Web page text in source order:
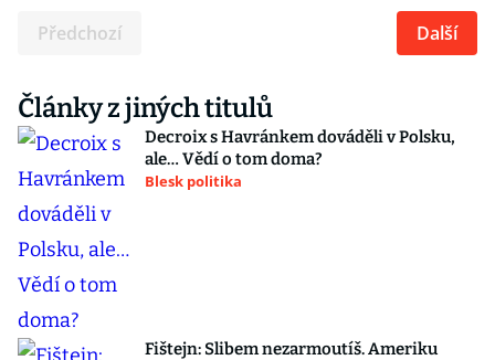
Předchozí Další
Články z jiných titulů
Decroix s Havránkem dováděli v Polsku,
ale… Vědí o tom doma?
Blesk politika
Fištejn: Slibem nezarmoutíš. Ameriku